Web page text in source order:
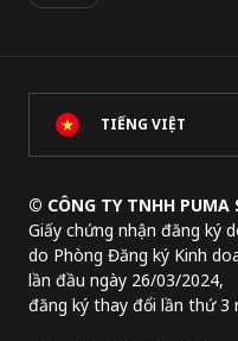
TIẾNG VIỆT
© CÔNG TY TNHH PUMA
Giấy chứng nhận đăng ký
do Phòng Đăng ký Kinh
lần đầu ngày 26/03/2024,
đăng ký thay đổi lần thứ 3